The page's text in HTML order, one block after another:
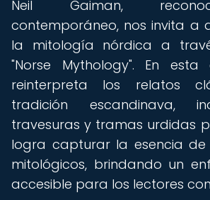
Neil Gaiman,
contemporáneo, nos invita a
la mitología nórdica a
"Norse Mythology". En esta
reinterpreta los relatos
tradición escandinava,
travesuras y tramas urdidas
logra capturar la esencia de
mitológicos, brindando un
accesible para los lectores